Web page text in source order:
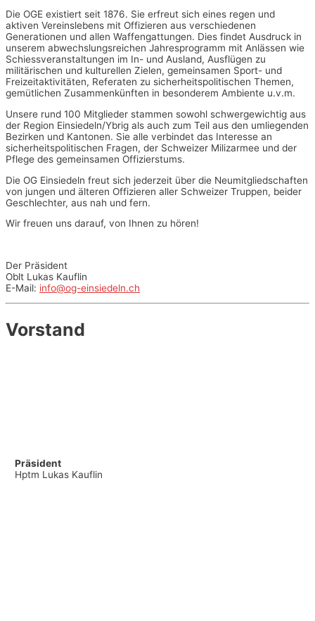
Die OGE existiert seit 1876. Sie erfreut sich eines regen und
aktiven Vereinslebens mit Offizieren aus verschiedenen
Generationen und allen Waffengattungen. Dies findet Ausdruck in
unserem abwechslungsreichen Jahresprogramm mit Anlässen wie
Schiessveranstaltungen im In- und Ausland, Ausflügen zu
militärischen und kulturellen Zielen, gemeinsamen Sport- und
Freizeitaktivitäten, Referaten zu sicherheitspolitischen Themen,
gemütlichen Zusammenkünften in besonderem Ambiente u.v.m.
Unsere rund 100 Mitglieder stammen sowohl schwergewichtig aus
der Region Einsiedeln/Ybrig als auch zum Teil aus den umliegenden
Bezirken und Kantonen. Sie alle verbindet das Interesse an
sicherheitspolitischen Fragen, der Schweizer Milizarmee und der
Pflege des gemeinsamen Offizierstums.
Die OG Einsiedeln freut sich jederzeit über die Neumitgliedschaften
von jungen und älteren Offizieren aller Schweizer Truppen, beider
Geschlechter, aus nah und fern.
Wir freuen uns darauf, von Ihnen zu hören!
Der Präsident
Oblt Lukas Kauflin
E-Mail: info@og-einsiedeln.ch
Vorstand
Präsident
Hptm Lukas Kauflin